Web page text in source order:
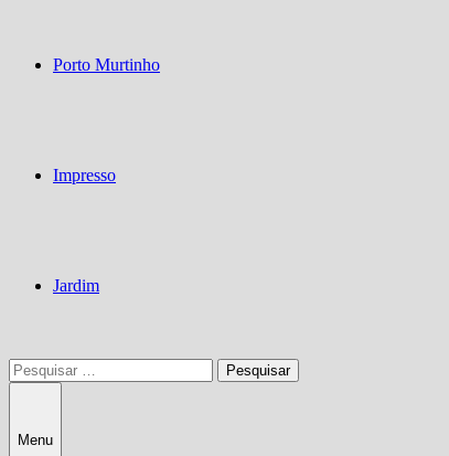
Porto Murtinho
Impresso
Jardim
Pesquisar
por:
Menu